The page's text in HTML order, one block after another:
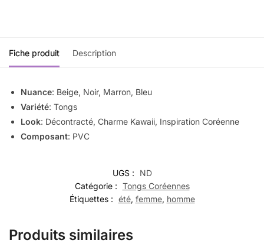
Fiche produit Description
Nuance: Beige, Noir, Marron, Bleu
Variété: Tongs
Look: Décontracté, Charme Kawaii, Inspiration Coréenne
Composant: PVC
UGS :
ND
Catégorie : Tongs Coréennes
Étiquettes : été, femme, homme
Produits similaires